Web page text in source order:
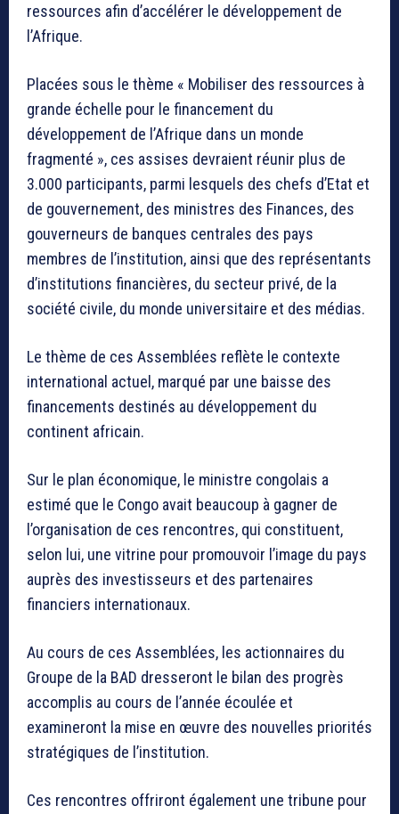
ressources afin d’accélérer le développement de
l’Afrique.
Placées sous le thème « Mobiliser des ressources à
grande échelle pour le financement du
développement de l’Afrique dans un monde
fragmenté », ces assises devraient réunir plus de
3.000 participants, parmi lesquels des chefs d’Etat et
de gouvernement, des ministres des Finances, des
gouverneurs de banques centrales des pays
membres de l’institution, ainsi que des représentants
d’institutions financières, du secteur privé, de la
société civile, du monde universitaire et des médias.
Le thème de ces Assemblées reflète le contexte
international actuel, marqué par une baisse des
financements destinés au développement du
continent africain.
Sur le plan économique, le ministre congolais a
estimé que le Congo avait beaucoup à gagner de
l’organisation de ces rencontres, qui constituent,
selon lui, une vitrine pour promouvoir l’image du pays
auprès des investisseurs et des partenaires
financiers internationaux.
Au cours de ces Assemblées, les actionnaires du
Groupe de la BAD dresseront le bilan des progrès
accomplis au cours de l’année écoulée et
examineront la mise en œuvre des nouvelles priorités
stratégiques de l’institution.
Ces rencontres offriront également une tribune pour